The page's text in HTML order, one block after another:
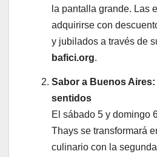
la pantalla grande. Las
adquirirse con
y jubilados a través de
bafici.org.
Sabor a Buenos
sentidos
El sábado 5 y domingo
Thays se transformará
culinario con la